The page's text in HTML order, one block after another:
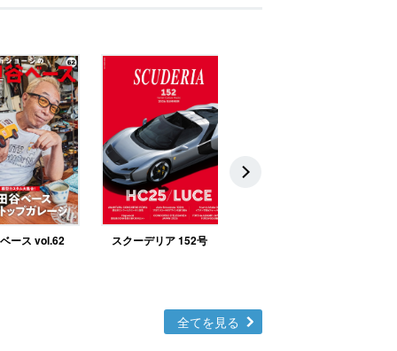
ース vol.62 スクーデリア 152号
全てを見る